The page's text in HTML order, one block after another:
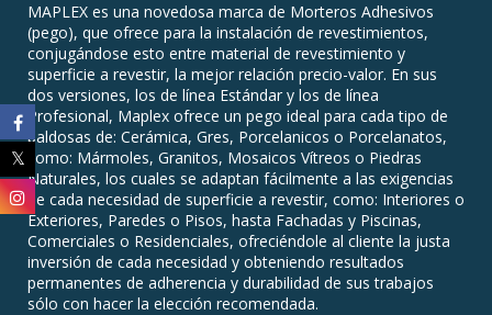
MAPLEX es una novedosa marca de Morteros Adhesivos
(pego), que ofrece para la instalación de revestimientos,
conjugándose esto entre material de revestimiento y
superficie a revestir, la mejor relación precio-valor. En sus
dos versiones, los de línea Estándar y los de línea
Profesional, Maplex ofrece un pego ideal para cada tipo de
baldosas de: Cerámica, Gres, Porcelanicos o Porcelanatos,
como: Mármoles, Granitos, Mosaicos Vítreos o Piedras
Naturales, los cuales se adaptan fácilmente a las exigencias
de cada necesidad de superficie a revestir, como: Interiores o
Exteriores, Paredes o Pisos, hasta Fachadas y Piscinas,
Comerciales o Residenciales, ofreciéndole al cliente la justa
inversión de cada necesidad y obteniendo resultados
permanentes de adherencia y durabilidad de sus trabajos
sólo con hacer la elección recomendada.